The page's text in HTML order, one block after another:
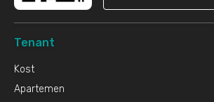
Tenant
Kost
Apartemen